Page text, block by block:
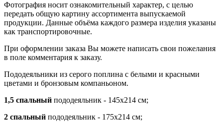
Фотография носит ознакомительный характер, с целью
передать общую картину ассортимента выпускаемой
продукции. Данные объёма каждого размера изделия указаны
как транспортировочные.
При оформлении заказа Вы можете написать свои пожелания
в поле комментария к заказу.
Пододеяльники из серого поплина с белыми и красными
цветами и бронзовым компаньоном.
1,5 спальный пододеяльник - 145х214 см;
2 спальный пододеяльник - 175х214 см;